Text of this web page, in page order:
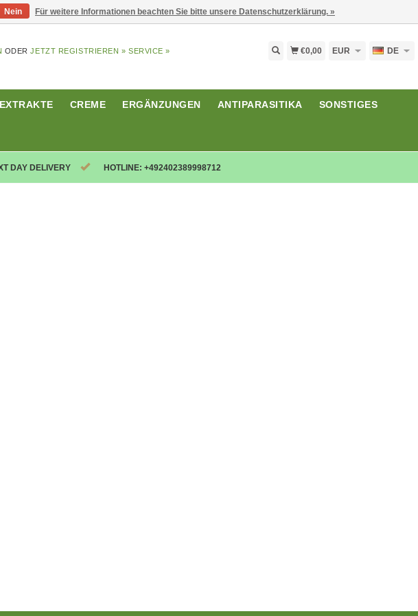
ODERJETZT REGISTRIEREN » SERVICE » €0,00 EUR DE
EXTRAKTE CREME ERGÄNZUNGEN ANTIPARASITIKA SONSTIGES
DAY DELIVERY HOTLINE: +492402389998712
Nein Für weitere Informationen beachten Sie bitte unsere Datenschutzerklärung. »